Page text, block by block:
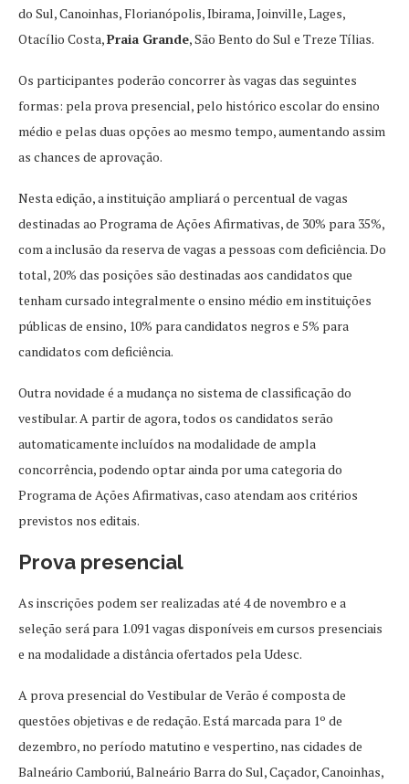
do Sul, Canoinhas, Florianópolis, Ibirama, Joinville, Lages,
Otacílio Costa,Praia Grande, São Bento do Sul e Treze Tílias.
Os participantes poderão concorrer às vagas das seguintes
formas: pela prova presencial, pelo histórico escolar do ensino
médio e pelas duas opções ao mesmo tempo, aumentando assim
as chances de aprovação.
Nesta edição, a instituição ampliará o percentual de vagas
destinadas ao Programa de Ações Afirmativas, de 30% para 35%,
com a inclusão da reserva de vagas a pessoas com deficiência. Do
total, 20% das posições são destinadas aos candidatos que
tenham cursado integralmente o ensino médio em instituições
públicas de ensino, 10% para candidatos negros e 5% para
candidatos com deficiência.
Outra novidade é a mudança no sistema de classificação do
vestibular. A partir de agora, todos os candidatos serão
automaticamente incluídos na modalidade de ampla
concorrência, podendo optar ainda por uma categoria do
Programa de Ações Afirmativas, caso atendam aos critérios
previstos nos editais.
Prova presencial
As inscrições podem ser realizadas até 4 de novembro e a
seleção será para 1.091 vagas disponíveis em cursos presenciais
e na modalidade a distância ofertados pela Udesc.
A prova presencial do Vestibular de Verão é composta de
questões objetivas e de redação. Está marcada para 1º de
dezembro, no período matutino e vespertino, nas cidades de
Balneário Camboriú, Balneário Barra do Sul, Caçador, Canoinhas,